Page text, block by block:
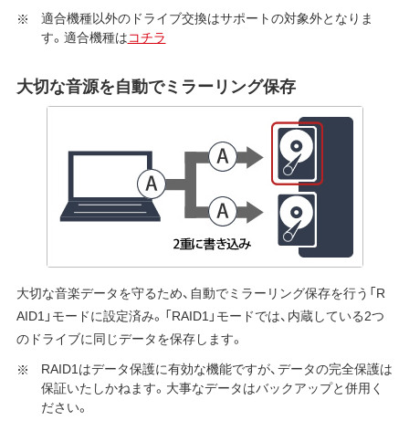
適合機種以外のドライブ交換はサポートの対象外となりま
す。適合機種はコチラ
大切な音源を自動でミラーリング保存
大切な音楽データを守るため、自動でミラーリング保存を行う「R
AID1」モードに設定済み。「RAID1」モードでは、内蔵している2つ
のドライブに同じデータを保存します。
RAID1はデータ保護に有効な機能ですが、データの完全保護は
保証いたしかねます。大事なデータはバックアップと併用く
ださい。